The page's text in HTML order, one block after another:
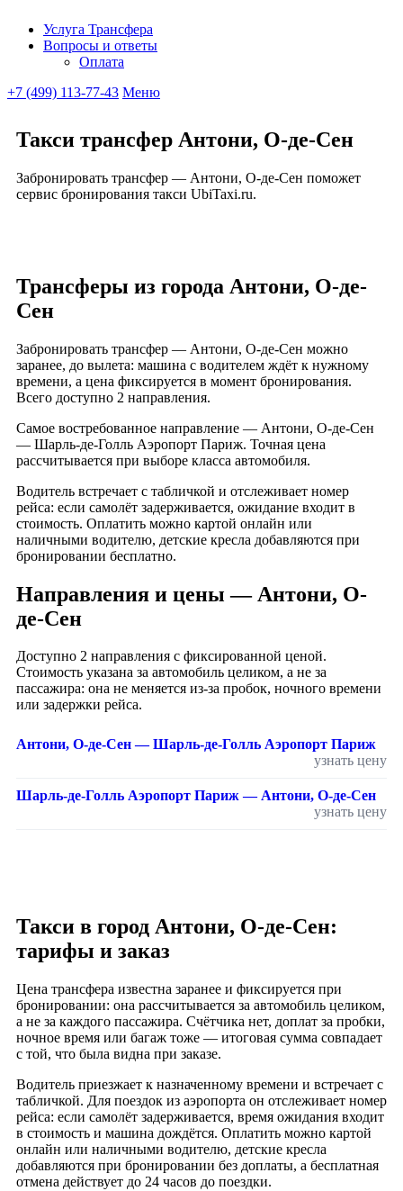
Ubitaxi
Услуга Трансфера
Вопросы и ответы
Оплата
+7 (499) 113-77-43 Меню
Такси трансфер Антони, О-де-Сен
Забронировать трансфер — Антони, О-де-Сен поможет
сервис бронирования такси UbiTaxi.ru.
Трансферы из города Антони, О-де-
Сен
Забронировать трансфер — Антони, О-де-Сен можно
заранее, до вылета: машина с водителем ждёт к нужному
времени, а цена фиксируется в момент бронирования.
Всего доступно 2 направления.
Самое востребованное направление — Антони, О-де-Сен
— Шарль-де-Голль Аэропорт Париж. Точная цена
рассчитывается при выборе класса автомобиля.
Водитель встречает с табличкой и отслеживает номер
рейса: если самолёт задерживается, ожидание входит в
стоимость. Оплатить можно картой онлайн или
наличными водителю, детские кресла добавляются при
бронировании бесплатно.
Направления и цены — Антони, О-
де-Сен
Доступно 2 направления с фиксированной ценой.
Стоимость указана за автомобиль целиком, а не за
пассажира: она не меняется из-за пробок, ночного времени
или задержки рейса.
Антони, О-де-Сен — Шарль-де-Голль Аэропорт Париж
узнать цену
Шарль-де-Голль Аэропорт Париж — Антони, О-де-Сен
узнать цену
Такси в город Антони, О-де-Сен:
тарифы и заказ
Цена трансфера известна заранее и фиксируется при
бронировании: она рассчитывается за автомобиль целиком,
а не за каждого пассажира. Счётчика нет, доплат за пробки,
ночное время или багаж тоже — итоговая сумма совпадает
с той, что была видна при заказе.
Водитель приезжает к назначенному времени и встречает с
табличкой. Для поездок из аэропорта он отслеживает номер
рейса: если самолёт задерживается, время ожидания входит
в стоимость и машина дождётся. Оплатить можно картой
онлайн или наличными водителю, детские кресла
добавляются при бронировании без доплаты, а бесплатная
отмена действует до 24 часов до поездки.